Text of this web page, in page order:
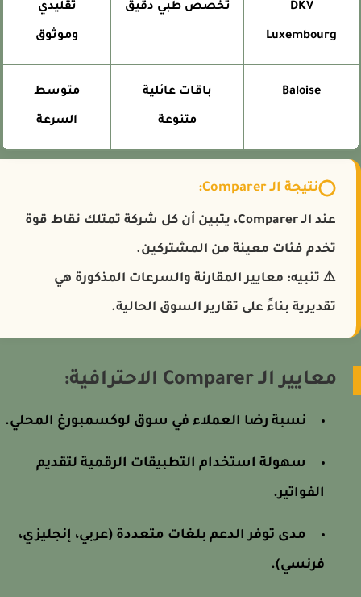
DKV
Luxembourg
تخصص طبي دقيق تقليدي
وموثوق
Baloise باقات عائلية
متنوعة
متوسط
السرعة
نتيجة الـ Comparer:
عند الـ Comparer، يتبين أن كل شركة تمتلك نقاط قوة
تخدم فئات معينة من المشتركين.
⚠️تنبيه:معايير المقارنة والسرعات المذكورة هي
تقديرية بناءً على تقارير السوق الحالية.
معايير الـ Comparer الاحترافية:
نسبة رضا العملاء في سوق لوكسمبورغ المحلي.
سهولة استخدام التطبيقات الرقمية لتقديم
الفواتير.
مدى توفر الدعم بلغات متعددة (عربي، إنجليزي،
فرنسي).